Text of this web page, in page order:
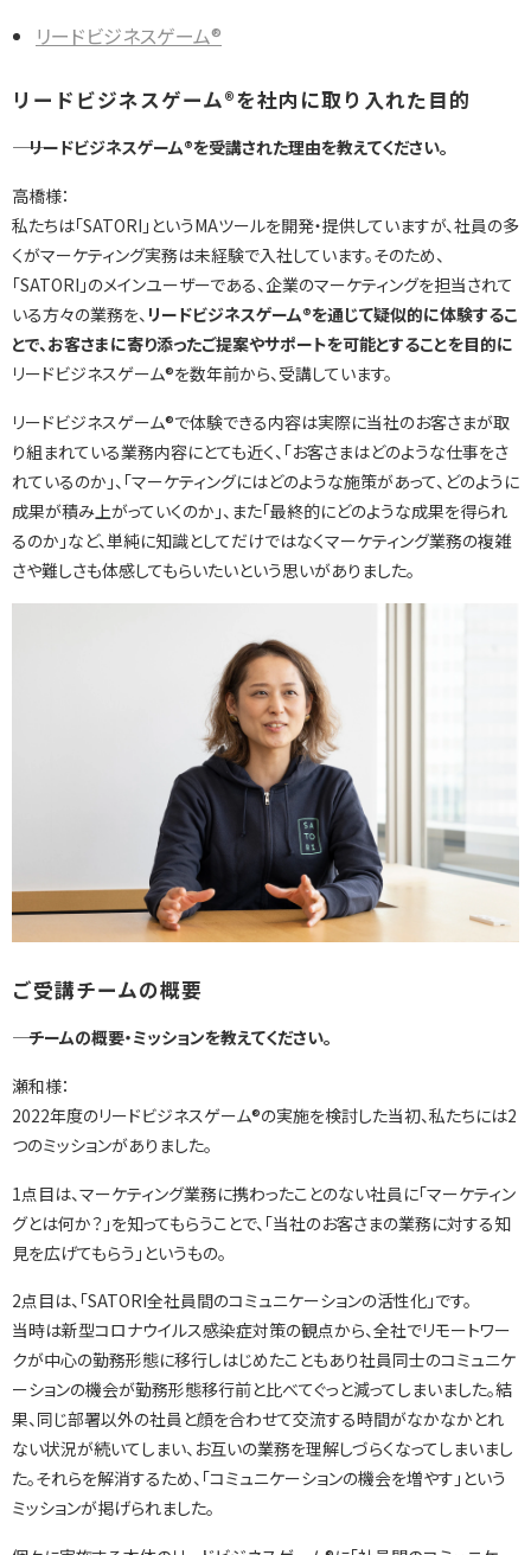
リードビジネスゲーム®
リードビジネスゲーム®を社内に取り入れた目的
―― リードビジネスゲーム®を受講された理由を教えてください。
高橋様：
私たちは「SATORI」というMAツールを開発・提供していますが、社員の多
くがマーケティング実務は未経験で入社しています。そのため、
「SATORI」のメインユーザーである、企業のマーケティングを担当されて
いる方々の業務を、 リードビジネスゲーム®を通じて疑似的に体験するこ
とで、お客さまに寄り添ったご提案やサポートを可能とすることを目的に
リードビジネスゲーム®を数年前から、受講しています。
リードビジネスゲーム®で体験できる内容は実際に当社のお客さまが取
り組まれている業務内容にとても近く、 「お客さまはどのような仕事をさ
れているのか」、「マーケティングにはどのような施策があって、どのように
成果が積み上がっていくのか」、また「最終的にどのような成果を得られ
るのか」など、単純に知識としてだけではなくマーケティング業務の複雑
さや難しさも体感してもらいたいという思いがありました。
ご受講チームの概要
―― チームの概要・ミッションを教えてください。
瀬和様：
2022年度のリードビジネスゲーム®の実施を検討した当初、私たちには2
つのミッションがありました。
1点目は、マーケティング業務に携わったことのない社員に「マーケティン
グとは何か？」を知ってもらうことで、「当社のお客さまの業務に対する知
見を広げてもらう」というもの。
2点目は、「SATORI全社員間のコミュニケーションの活性化」です。
当時は新型コロナウイルス感染症対策の観点から、全社でリモートワー
クが中心の勤務形態に移行しはじめたこともあり社員同士のコミュニケ
ーションの機会が勤務形態移行前と比べてぐっと減ってしまいました。結
果、同じ部署以外の社員と顔を合わせて交流する時間がなかなかとれ
ない状況が続いてしまい、お互いの業務を理解しづらくなってしまいまし
た。それらを解消するため、「コミュニケーションの機会を増やす」という
ミッションが掲げられました。